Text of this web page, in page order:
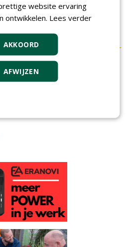
om te reageren.
website ervaring
ontwikkelen. Lees verder
AKKOORD
AFWIJZEN